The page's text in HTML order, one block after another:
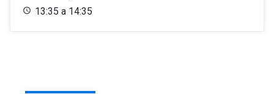
13:35 a 14:35